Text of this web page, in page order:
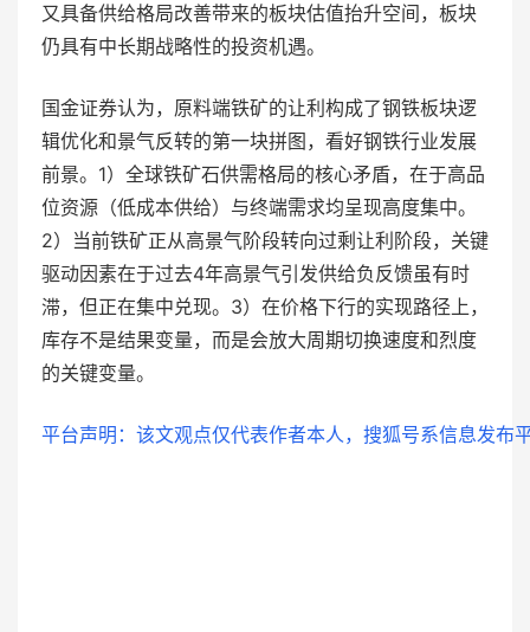
又具备供给格局改善带来的板块估值抬升空间，板块
仍具有中长期战略性的投资机遇。
国金证券认为，原料端铁矿的让利构成了钢铁板块逻
辑优化和景气反转的第一块拼图，看好钢铁行业发展
前景。1）全球铁矿石供需格局的核心矛盾，在于高品
位资源（低成本供给）与终端需求均呈现高度集中。
2）当前铁矿正从高景气阶段转向过剩让利阶段，关键
驱动因素在于过去4年高景气引发供给负反馈虽有时
滞，但正在集中兑现。3）在价格下行的实现路径上，
库存不是结果变量，而是会放大周期切换速度和烈度
的关键变量。
平台声明：该文观点仅代表作者本人，搜狐号系信息发布